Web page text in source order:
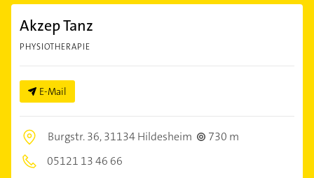
Akzep Tanz
PHYSIOTHERAPIE
E-Mail
Burgstr. 36,31134 Hildesheim
730 m
05121 13 46 66